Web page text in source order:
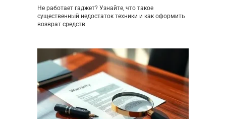
Не работает гаджет? Узнайте, что такое
существенный недостаток техники и как оформить
возврат средств